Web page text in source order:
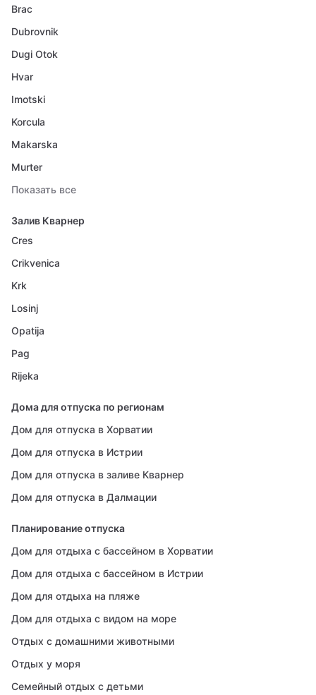
Brac
Dubrovnik
Dugi Otok
Hvar
Imotski
Korcula
Makarska
Murter
Показать все
Залив Кварнер
Cres
Crikvenica
Krk
Losinj
Opatija
Pag
Rijeka
Дома для отпуска по регионам
Дом для отпуска в Хорватии
Дом для отпуска в Истрии
Дом для отпуска в заливе Кварнер
Дом для отпуска в Далмации
Планирование отпуска
Дом для отдыха с бассейном в Хорватии
Дом для отдыха с бассейном в Истрии
Дом для отдыха на пляже
Дом для отдыха с видом на море
Отдых с домашними животными
Отдых у моря
Семейный отдых с детьми